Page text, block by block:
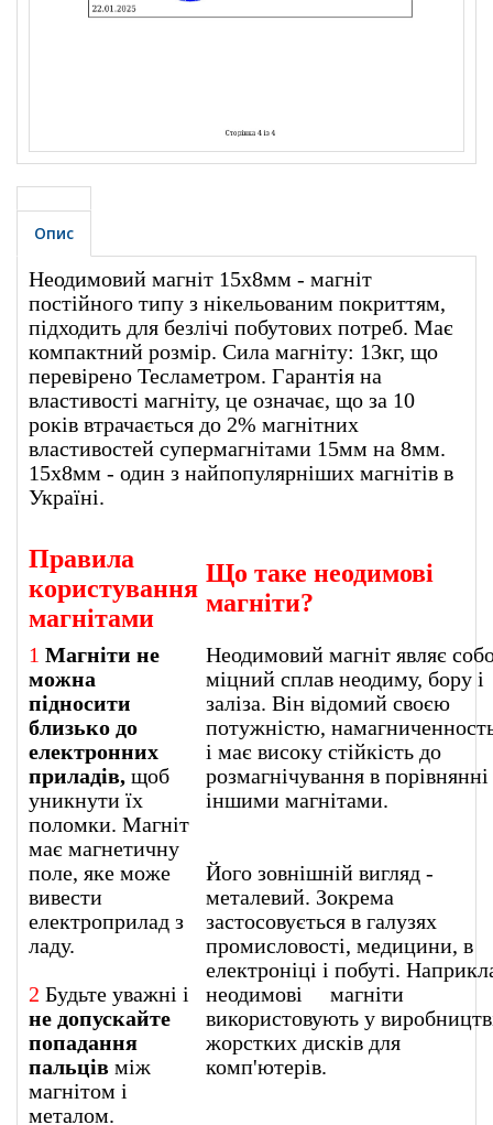
Опис
Неодимовий магніт 15х8мм - магніт
постійного типу з нікельованим покриттям,
підходить для безлічі побутових потреб. Має
компактний розмір. Сила магніту: 13кг, що
перевірено Тесламетром. Гарантія на
властивості магніту, це означає, що за 10
років втрачається до 2% магнітних
властивостей супермагнітами 15мм на 8мм.
15х8мм - один з найпопулярніших магнітів в
Україні.
Правила
користування
магнітами
Що таке неодимові
магніти?
1 Магніти не
можна
підносити
близько до
електронних
приладів, щоб
уникнути їх
поломки. Магніт
має магнетичну
поле, яке може
вивести
електроприлад з
ладу.
2 Будьте уважні і
не допускайте
попадання
пальців між
магнітом і
металом.
Неодимовий магніт являє
міцний сплав неодиму, бору і
заліза. Він відомий своєю
потужністю,
і має високу стійкість до
розмагнічування в порівнянні
іншими магнітами.
Його зовнішній вигляд -
металевий. Зокрема
застосовується в галузях
промисловості, медицини, в
електроніці і побуті.
неодимові магніти
використовують у
жорстких дисків для